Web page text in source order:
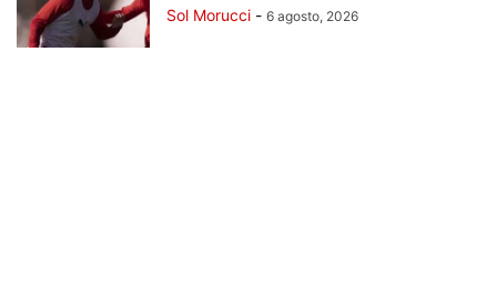
Sol Morucci - 6 agosto, 2026